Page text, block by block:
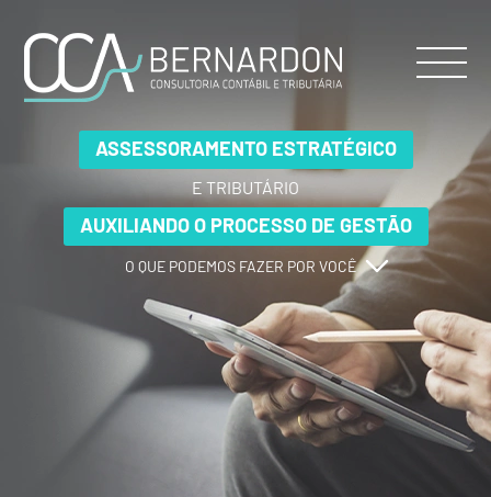
ASSESSORAMENTO ESTRATÉGICO
E TRIBUTÁRIO
AUXILIANDO O PROCESSO DE GESTÃO
O QUE PODEMOS FAZER POR VOCÊ
ASSESSORAMENTO ESTRATÉGICO
E TRIBUTÁRIO
AUXILIANDO O PROCESSO DE GESTÃO
O QUE PODEMOS FAZER POR VOCÊ
ASSESSORAMENTO ESTRATÉGICO
E TRIBUTÁRIO
AUXILIANDO O PROCESSO DE GESTÃO
O QUE PODEMOS FAZER POR VOCÊ